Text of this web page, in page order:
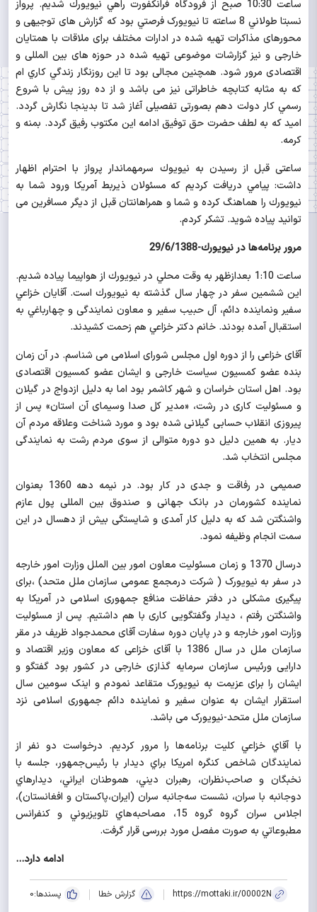
ساعت 10:30 صبح از فرودگاه فرانكفورت راهي نيويورك شديم. پرواز
نسبتا طولاني 8 ساعته تا نیویورک فرصتي بود كه گزارش های توجیهی و
محورهای مذاکرات تهیه شده در ادارات مختلف برای ملاقات با همتایان
خارجی و نیز گزارشات موضوعی تهیه شده در حوزه های بین المللی و
اقتصادی مرور شود. همچنین مجالی بود تا اين روزنگار زندگي كاري ام
كه به مثابه کتابچه خاطراتی نیز می باشد و از ده روز پيش با شروع
رسمي كار دولت دهم بصورتی تفصیلی آغاز شد تا بدينجا نگارش گردد.
اميد كه به لطف حضرت حق توفيق ادامه اين مكتوب رفيق گردد. بمنه و
كرمه.
ساعتی قبل از رسيدن به نيويوك سرمهماندار پرواز با احترام اظهار
داشت: پيامي دريافت كرديم كه مسئولان ذيربط آمريكا ورود شما به
نيویورك را هماهنگ كرده و شما و همراهانتان قبل از ديگر مسافرین می
توانید پياده شويد. تشكر كردم.
مرور برنامه‌ها در نيويورك-29/6/1388
ساعت 1:10 بعدازظهر به وقت محلي در نيویورك از هواپیما پياده شديم.
اين ششمين سفر در چهار سال گذشته به نيويورك است. آقايان خزاعي
سفیر ونماینده دائم، آل حبیب سفیر و معاون نمایندگی و چهارباغي به
استقبال آمده بودند. خانم دكتر خزاعي هم زحمت كشيدند.
آقای خزاعی را از دوره اول مجلس شورای اسلامی می شناسم. در آن زمان
بنده عضو کمسیون سیاست خارجی و ایشان عضو کمسیون اقتصادی
بود. اهل استان خراسان و شهر کاشمر بود اما به دلیل ازدواج در گیلان
و مسئولیت کاری در رشت، «مدیر کل صدا وسیمای آن استان» پس از
پیروزی انقلاب حسابی گیلانی شده بود و مورد شناخت وعلاقه مردم آن
دیار. به همین دلیل دو دوره متوالی از سوی مردم رشت به نمایندگی
مجلس انتخاب شد.
صمیمی در رفاقت و جدی در کار بود. در نیمه دهه 1360 بعنوان
نماینده کشورمان در بانک جهانی و صندوق بین المللی پول عازم
واشنگتن شد که به دلیل کار آمدی و شایستگی بیش از دهسال در این
سمت انجام وظیفه نمود.
درسال 1370 و زمان مسئولیت معاون امور بین الملل وزارت امور خارجه
در سفر به نیویورک ( شرکت درمجمع عمومی سازمان ملل متحد) ،برای
پیگیری مشکلی در دفتر حفاظت منافع جمهوری اسلامی در آمریکا به
واشنگتن رفتم ، دیدار وگفتگویی کاری با هم داشتیم. پس از مسئولیت
وزارت امور خارجه و در پایان دوره سفارت آقای محمدجواد ظریف در مقر
سازمان ملل در سال 1386 با آقای خزاعی که معاون وزیر اقتصاد و
دارایی ورئیس سازمان سرمایه گذازی خارجی در کشور بود گفتگو و
ایشان را برای عزیمت به نیویورک متقاعد نمودم و اینک سومین سال
استقرار ایشان به عنوان سفیر و نماینده دائم جمهوری اسلامی نزد
سازمان ملل متحد-نیویورک می باشد.
با آقاي خزاعي کلیت برنامه‌ها را مرور کردیم. درخواست دو نفر از
نمایندگان شاخص کنگره امریکا براي ديدار با رئيس‌جمهور، جلسه با
نخبگان و صاحب‌نظران،‌ رهبران ديني، هموطنان ايراني، ديدارهاي
دوجانبه با سران، نشست سه‌جانبه سران (ایران،پاکستان و افغانستان)،
اجلاس سران گروه گروه 15، مصاحبه‌هاي تلويزيوني و كنفرانس
مطبوعاتي به صورت مفصل مورد بررسی قرار گرفت.
ادامه دارد...
https://mottaki.ir/00002N گزارش خطا پسندها:0